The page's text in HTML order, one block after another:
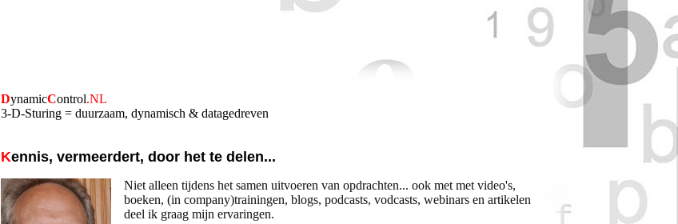
DynamicControl.NL
3-D-Sturing = duurzaam, dynamisch & datagedreven
Kennis, vermeerdert, door het te delen...
Niet alleen tijdens het samen uitvoeren van opdrachten... ook met met video's,
boeken, (in company)trainingen, blogs, podcasts, vodcasts, webinars en artikelen
deel ik graag mijn ervaringen.